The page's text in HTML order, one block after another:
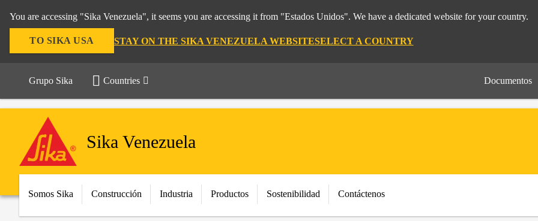
You are accessing "Sika Venezuela", it seems you are accessing it from "Estados Unidos". We have a dedicated website for your country.
TO SIKA USA STAY ON THE SIKA VENEZUELA WEBSITESELECT A COUNTRY
Grupo Sika Countries Documentos
Sika Venezuela
Somos Sika Construcción Industria Productos Sostenibilidad Contáctenos